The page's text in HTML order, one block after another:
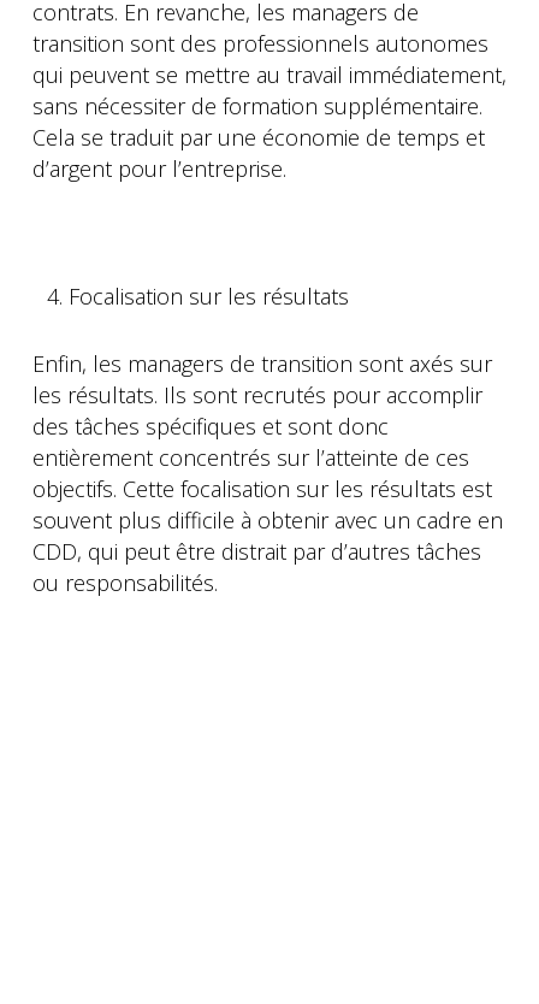
contrats. En revanche, les managers de
transition sont des professionnels autonomes
qui peuvent se mettre au travail immédiatement,
sans nécessiter de formation supplémentaire.
Cela se traduit par une économie de temps et
d’argent pour l’entreprise.
Focalisation sur les résultats
Enfin, les managers de transition sont axés sur
les résultats. Ils sont recrutés pour accomplir
des tâches spécifiques et sont donc
entièrement concentrés sur l’atteinte de ces
objectifs. Cette focalisation sur les résultats est
souvent plus difficile à obtenir avec un cadre en
CDD, qui peut être distrait par d’autres tâches
ou responsabilités.